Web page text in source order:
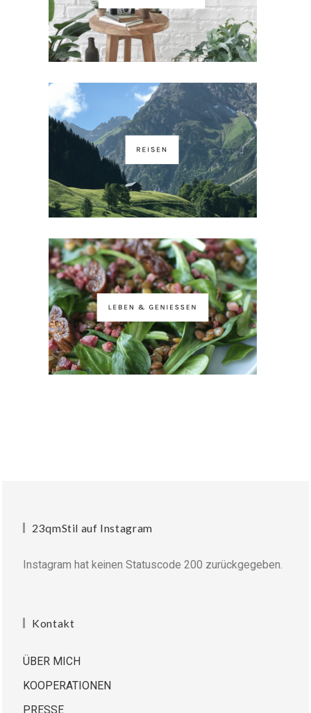
23qmStil auf Instagram
Instagram hat keinen Statuscode 200 zurückgegeben.
Kontakt
ÜBER MICH
KOOPERATIONEN
PRESSE